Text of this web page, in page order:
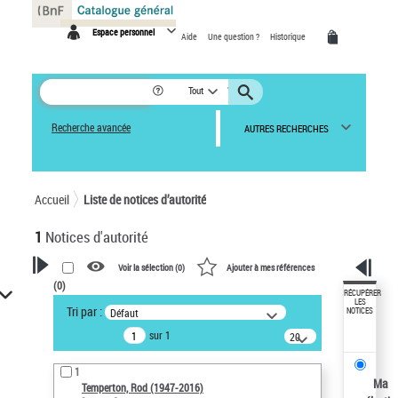
Espace personnel Aide Une question ? Historique
Tout
Recherche avancée AUTRES RECHERCHES
Accueil Liste de notices d’autorité
1 Notices d'autorité
VOTRE RECHERCHE
Recherche avancée dans les
notices d’autorité
Œuvres liées à l'auteur :
Temperton, Rod (1947-2016)
Voir la sélection (0) Ajouter à mes références
(0)
Tri par : Défaut
sur 1
20
résultats/page
1
Temperton, Rod (1947-2016)
RÉCUPÉRER
LES
NOTICES
Ma
Panneau de gestion des cookies